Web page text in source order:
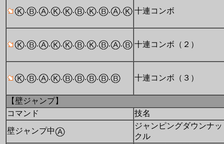
. . . . . . . . . 十連コンボ
. . . . . . . . . 十連コンボ（２）
. . . . . . . . 十連コンボ（３）
【壁ジャンプ】
コマンド
技名
壁ジャンプ中
ジャンピングダウンナッ
クル